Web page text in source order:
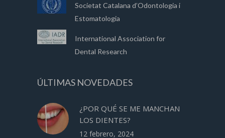
Societat Catalana d’Odontologia i
Estomatologia
International Association for
Dental Research
ÚLTIMAS NOVEDADES
¿POR QUÉ SE ME MANCHAN
LOS DIENTES?
12 febrero, 2024